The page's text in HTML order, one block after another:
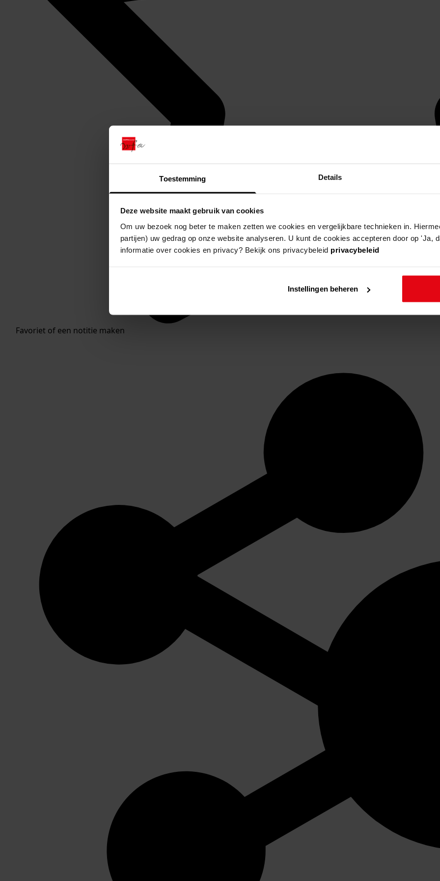
Toestemming Details
Deze website maakt gebruik van cookies
Om uw bezoek nog beter te maken zetten we cookies en vergelijkbare technieken in.
partijen) uw gedrag op onze website analyseren. U kunt de cookies accepteren door op 'Ja,
informatie over cookies en privacy? Bekijk ons privacybeleid privacybeleid
Instellingen beheren
Favoriet of een notitie maken